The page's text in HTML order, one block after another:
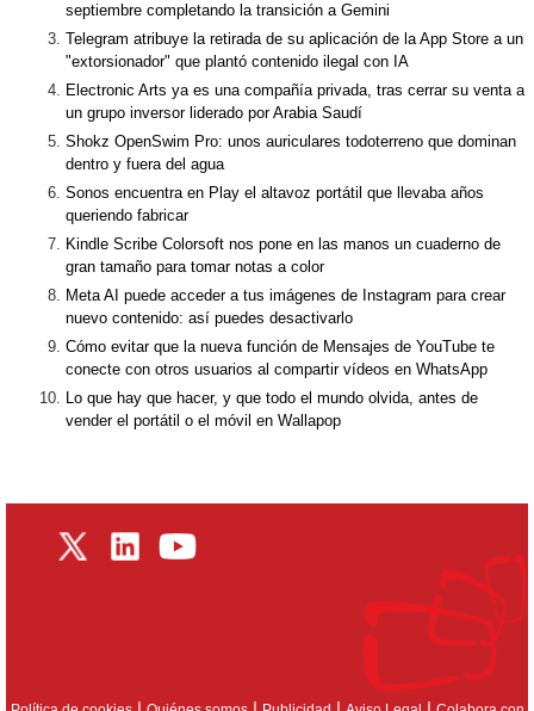
septiembre completando la transición a Gemini
Telegram atribuye la retirada de su aplicación de la App Store a un
"extorsionador" que plantó contenido ilegal con IA
Electronic Arts ya es una compañía privada, tras cerrar su venta a
un grupo inversor liderado por Arabia Saudí
Shokz OpenSwim Pro: unos auriculares todoterreno que dominan
dentro y fuera del agua
Sonos encuentra en Play el altavoz portátil que llevaba años
queriendo fabricar
Kindle Scribe Colorsoft nos pone en las manos un cuaderno de
gran tamaño para tomar notas a color
Meta AI puede acceder a tus imágenes de Instagram para crear
nuevo contenido: así puedes desactivarlo
Cómo evitar que la nueva función de Mensajes de YouTube te
conecte con otros usuarios al compartir vídeos en WhatsApp
Lo que hay que hacer, y que todo el mundo olvida, antes de
vender el portátil o el móvil en Wallapop